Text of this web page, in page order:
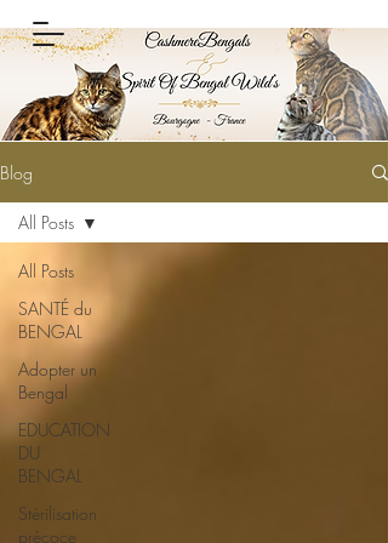
Blog
All Posts
SANTÉ du
BENGAL
Adopter un
Bengal
EDUCATION
DU
BENGAL
Stérilisation
précoce
All Posts